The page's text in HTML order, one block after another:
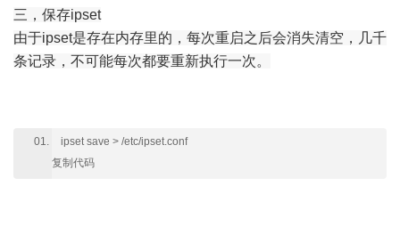
三，保存ipset
由于ipset是存在内存里的，每次重启之后会消失清空，几千
条记录，不可能每次都要重新执行一次。
ipset save > /etc/ipset.conf
复制代码